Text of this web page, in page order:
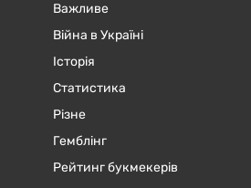
Важливе
Війна в Україні
Історія
Статистика
Різне
Гемблінг
Рейтинг букмекерів